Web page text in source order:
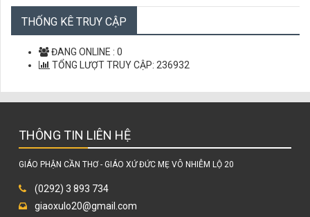
CÙNG HỌC LỜI CHÚA
LỜI CHÚA MỖI NGÀY
THỐNG KÊ TRUY CẬP
ĐANG ONLINE : 0
TỔNG LƯỢT TRUY CẬP: 236932
THÔNG TIN LIÊN HỆ
GIÁO PHẬN CẦN THƠ - GIÁO XỨ ĐỨC MẸ VÔ NHIỄM LỘ 20
(0292) 3 893 734
giaoxulo20@gmail.com